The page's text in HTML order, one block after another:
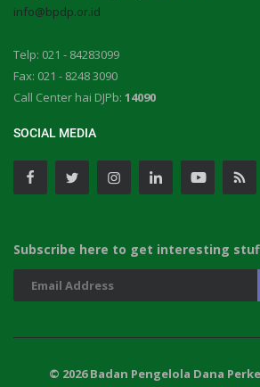
info@bpdp.or.id
Telp: 021 - 84283099
Fax: 021 - 8248 3090
Call Center hai DJPb: 14090
SOCIAL MEDIA
Subscribe here to get interesting
© 2026 Badan Pengelola Dana